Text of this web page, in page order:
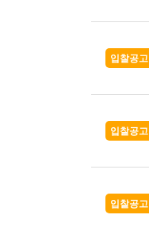
입찰공고
입찰공고
입찰공고